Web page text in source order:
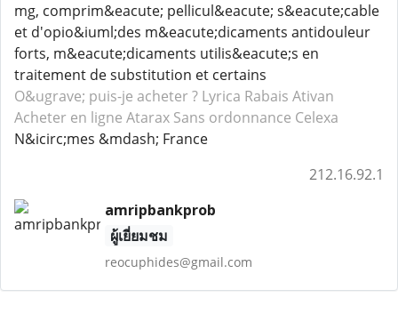
mg, comprim&eacute; pellicul&eacute; s&eacute;cable
et d'opio&iuml;des m&eacute;dicaments antidouleur
forts, m&eacute;dicaments utilis&eacute;s en
traitement de substitution et certains
O&ugrave; puis-je acheter ? Lyrica Rabais Ativan
Acheter en ligne Atarax Sans ordonnance Celexa
N&icirc;mes &mdash; France
212.16.92.1
amripbankprob
ผู้เยี่ยมชม
reocuphides@gmail.com